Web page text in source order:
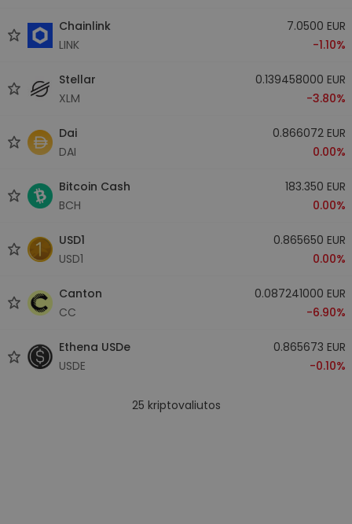
Chainlink
LINK
7.0500 EUR
-1.10%
Stellar
XLM
0.139458000 EUR
-3.80%
Dai
DAI
0.866072 EUR
0.00%
Bitcoin Cash
BCH
183.350 EUR
0.00%
USD1
USD1
0.865650 EUR
0.00%
Canton
CC
0.087241000 EUR
-6.90%
Ethena USDe
USDE
0.865673 EUR
-0.10%
25 kriptovaliutos